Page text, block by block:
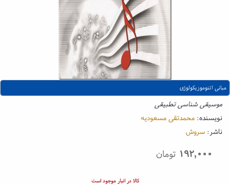
مبانی اتنوموزیکولوژی
موسیقی شناسی تطبیقی
نویسنده: محمدتقی مسعودیه
ناشر: سروش
۱۹۲,۰۰۰ تومان
کالا در انبار موجود است